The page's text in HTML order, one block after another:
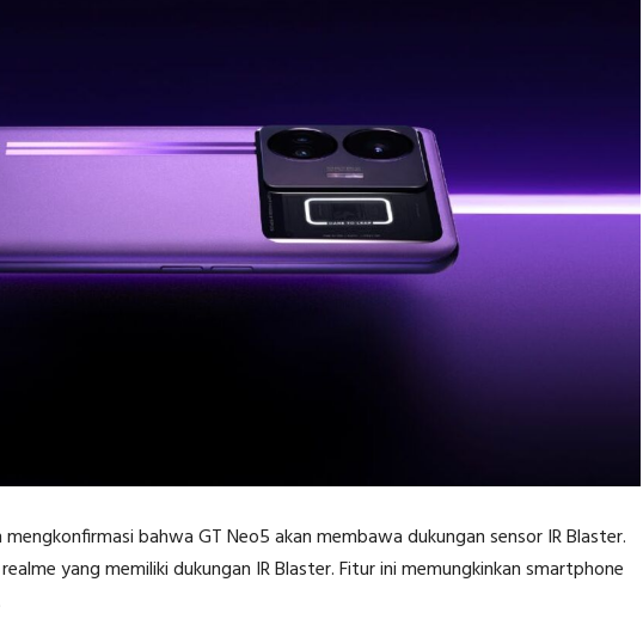
bahwa GT Neo5 akan membawa dukungan sensor IR Blaster.
yang memiliki dukungan IR Blaster. Fitur ini memungkinkan smartphone